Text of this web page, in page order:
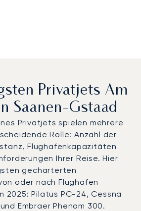
Privatjets Am
Saanen-Gstaad
Privatjets spielen mehrere
Rolle: Anzahl der
Flughafenkapazitäten
Ihrer Reise. Hier
gecharterten
oder nach Flughafen
2025: Pilatus PC-24, Cessna
Embraer Phenom 300.